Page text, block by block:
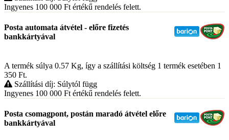
Ingyenes 100 000 Ft értékű rendelés felett.
Posta automata átvétel - előre fizetés
bankkártyával
A termék súlya 0.57 Kg, így a szállítási költség 1 termék esetében 1
350 Ft.
Szállítási díj: Súlytól függ
Ingyenes 100 000 Ft értékű rendelés felett.
Posta csomagpont, postán maradó átvétel előre
bankkártyával